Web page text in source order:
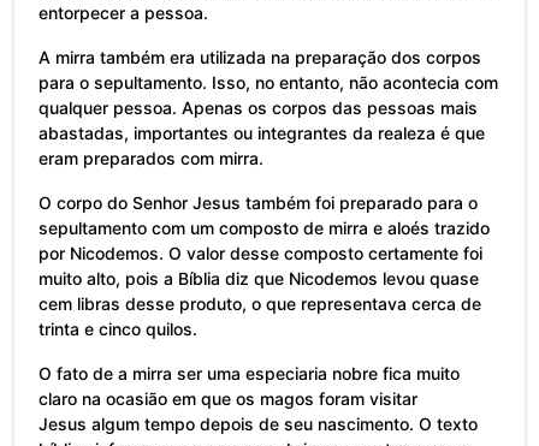
entorpecer a pessoa.
A mirra também era utilizada na preparação dos corpos
para o sepultamento. Isso, no entanto, não acontecia com
qualquer pessoa. Apenas os corpos das pessoas mais
abastadas, importantes ou integrantes da realeza é que
eram preparados com mirra.
O corpo do Senhor Jesus também foi preparado para o
sepultamento com um composto de mirra e aloés trazido
por Nicodemos. O valor desse composto certamente foi
muito alto, pois a Bíblia diz que Nicodemos levou quase
cem libras desse produto, o que representava cerca de
trinta e cinco quilos.
O fato de a mirra ser uma especiaria nobre fica muito
claro na ocasião em que os magos foram visitar
Jesus algum tempo depois de seu nascimento. O texto